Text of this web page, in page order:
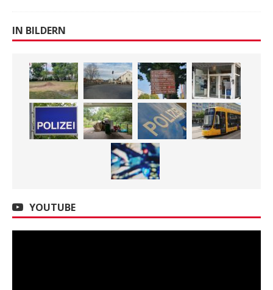
IN BILDERN
YOUTUBE